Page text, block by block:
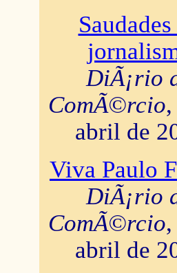
DiÃ¡rio
ComÃ©rcio
abril de
Viva Paulo
DiÃ¡rio
ComÃ©rcio
abril de